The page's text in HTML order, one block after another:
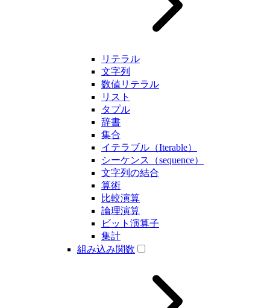
リテラル
文字列
数値リテラル
リスト
タプル
辞書
集合
イテラブル（Iterable）
シーケンス（sequence）
文字列の結合
算術
比較演算
論理演算
ビット演算子
集計
組み込み関数